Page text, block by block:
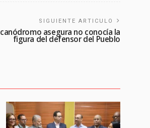
SIGUIENTE ARTICULO
asegura no conocía la
figura del defensor del Pueblo